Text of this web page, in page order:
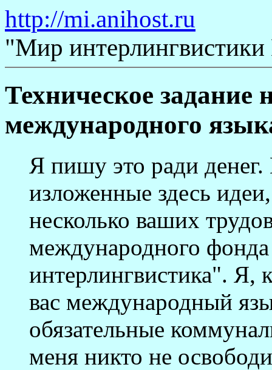
http://mi.anihost.ru
"Мир
Техническое задание
международного
Я пишу это ради денег.
изложенные здесь
несколько ваших
международного
интерлингвистика". Я,
вас международный
обязательные
меня никто не